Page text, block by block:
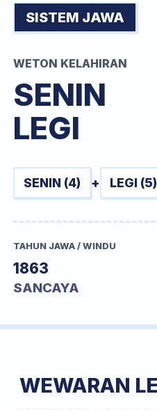
SISTEM JAWA
WETON KELAHIRAN
SENIN
LEGI
SENIN (4) + LEGI (5)
TAHUN JAWA / WINDU
1863
SANCAYA
WEWARAN